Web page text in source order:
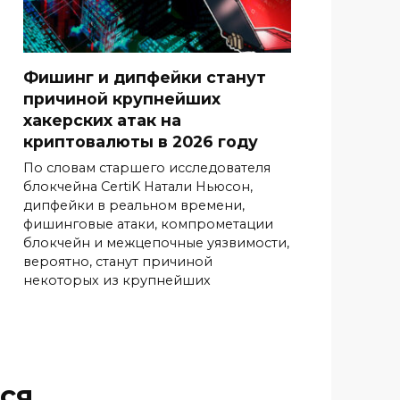
Фишинг и дипфейки станут
причиной крупнейших
хакерских атак на
криптовалюты в 2026 году
По словам старшего исследователя
блокчейна CertiK Натали Ньюсон,
дипфейки в реальном времени,
фишинговые атаки, компрометации
блокчейн и межцепочные уязвимости,
вероятно, станут причиной
некоторых из крупнейших